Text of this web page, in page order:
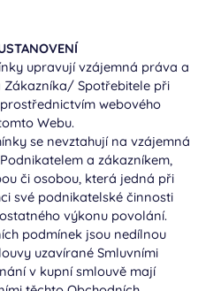
upravují vzájemná práva a
Spotřebitele při
webového
Webu.
se nevztahují na vzájemná
a zákazníkem,
či osobou, která jedná při
své podnikatelské činnosti
výkonu povolání.
podmínek jsou nedílnou
uzavírané Smluvními
v kupní smlouvě mají